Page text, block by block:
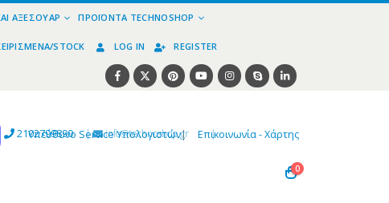
ΑΞΕΣΟΥΆΡ ΠΡΟΪΌΝΤΑ TECHNOSHOP
STOCK LOG IN REGISTER
2102799890 | info@technoshop,gr |
Υπεύθυνο Service Υπολογιστών| Επικοινωνία - Χάρτης
0